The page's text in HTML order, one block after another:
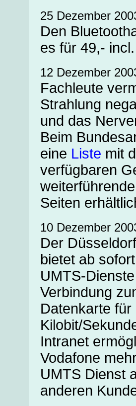
25 Dezember
Den
es für 49,-
12 Dezember
Fachleute
Strahlung
und das
Beim
eine Liste mit
verfügbaren
Seiten
10 Dezember
Der
bietet ab
UMTS-
Verbindung
Datenkarte
Kilobit/
Intranet
Vodafone
UMTS Dienst
anderen